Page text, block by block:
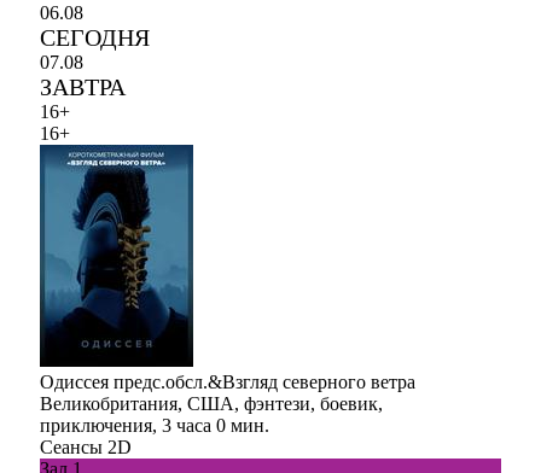
06.08
СЕГОДНЯ
07.08
ЗАВТРА
16+
16+
Одиссея предс.обсл.&Взгляд северного ветра
Великобритания, США, фэнтези, боевик,
приключения, 3 часа 0 мин.
Сеансы 2D
Зал 1